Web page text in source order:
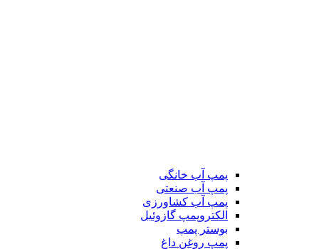
پمپ آب خانگی
پمپ آب صنعتی
پمپ آب کشاورزی
الکتروپمپ گازوئیل
بوستر پمپ
پمپ روغن داغ